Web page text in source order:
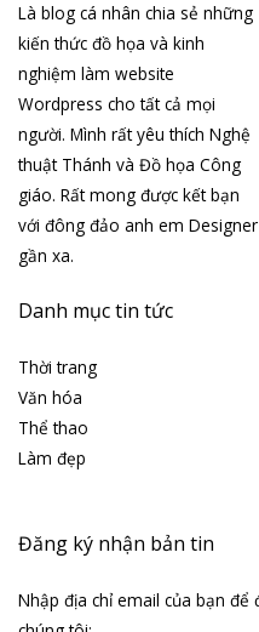
Là blog cá nhân chia sẻ những
kiến thức đồ họa và kinh
nghiệm làm website
Wordpress cho tất cả mọi
người. Mình rất yêu thích Nghệ
thuật Thánh và Đồ họa Công
giáo. Rất mong được kết bạn
với đông đảo anh em Designer
gần xa.
Danh mục tin tức
Thời trang
Văn hóa
Thể thao
Làm đẹp
Đăng ký nhận bản tin
Nhập địa chỉ email của bạn để